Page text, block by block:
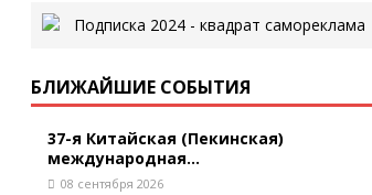
БЛИЖАЙШИЕ СОБЫТИЯ
37-я Китайская (Пекинская)
международная...
08 сентября 2026